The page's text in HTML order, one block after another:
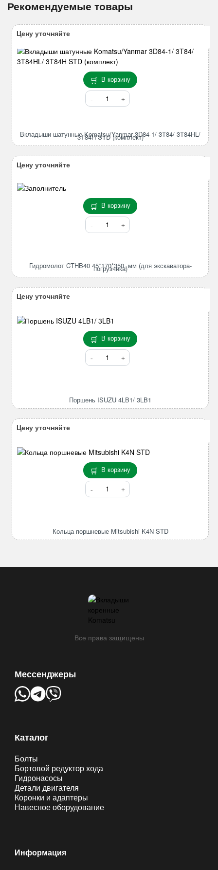
Рекомендуемые товары
В корзину
Количество
товара
Komatsu/Yanmar
3D84-
1/
STD
(комплект)
Вкладыши шатунные Komatsu/Yanmar 3D84-1/ 3T84/ 3T84HL/
3T84H STD (комплект)
Цену уточняйте
В корзину
Количество
товара
45*170*350,
мм
Гидромолот CTHB40 45*170*350, мм (для экскаватора-
погрузчика)
Цену уточняйте
В корзину
Количество
товара
3LB1
Поршень ISUZU 4LB1/ 3LB1
Цену уточняйте
В корзину
Количество
товара
K4N
Кольца поршневые Mitsubishi K4N STD
Цену уточняйте
Все права защищены
Мессенджеры
Каталог
Болты
Бортовой редуктор хода
Гидронасосы
Детали двигателя
Коронки и адаптеры
Навесное оборудование
Информация